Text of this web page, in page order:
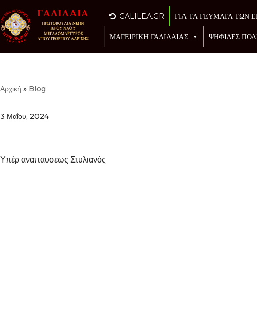
Μεταπηδήστε
στο
περιεχόμενο
GALILEA.GR ΓΙΑ ΤΑ ΓΕΥΜΑΤΑ ΤΩΝ
ΜΑΓΕΙΡΙΚΗ ΓΑΛΙΛΑΙΑΣ ΨΗΦΙΔΕΣ
Αρχική » Blog
3 Μαΐου, 2024
Υπέρ αναπαυσεως Στυλιανός